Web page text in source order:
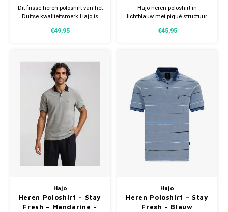
Met Rits
Dit frisse heren poloshirt van het
Duitse kwaliteitsmerk Hajo is
mintgroene kleur met subtiele
€49,95
Piqué
Hajo heren poloshirt in
lichtblauw met piqué structuur.
comfortabel. Perfect voor een
€45,95
Hajo
Heren Poloshirt – Stay
Fresh – Mandarine –
Hajo
Heren Poloshirt – Stay
Fresh – Blauw